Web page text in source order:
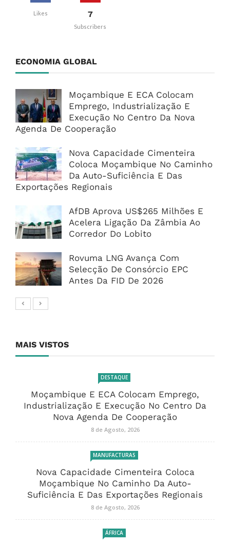
Likes 7
Subscribers
ECONOMIA GLOBAL
Moçambique E ECA Colocam
Emprego, Industrialização E
Execução No Centro Da Nova
Agenda De Cooperação
Nova Capacidade Cimenteira
Coloca Moçambique No Caminho
Da Auto-Suficiência E Das
Exportações Regionais
AfDB Aprova US$265 Milhões E
Acelera Ligação Da Zâmbia Ao
Corredor Do Lobito
Rovuma LNG Avança Com
Selecção De Consórcio EPC
Antes Da FID De 2026
MAIS VISTOS
DESTAQUE
Moçambique E ECA Colocam Emprego,
Industrialização E Execução No Centro Da
Nova Agenda De Cooperação
8 de Agosto, 2026
MANUFACTURAS
Nova Capacidade Cimenteira Coloca
Moçambique No Caminho Da Auto-
Suficiência E Das Exportações Regionais
8 de Agosto, 2026
ÁFRICA